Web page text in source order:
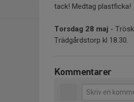
tack! Medtag plastficka!
Torsdag 28 maj -
Trädgårdstorp kl 18.30.
Kommentarer